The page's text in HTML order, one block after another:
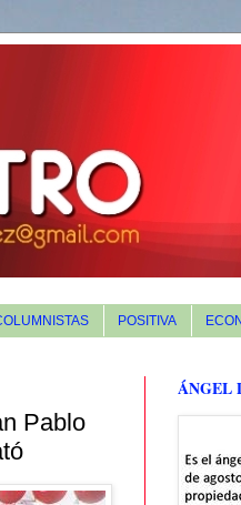
POSITIVA
Pablo
ÁNGEL